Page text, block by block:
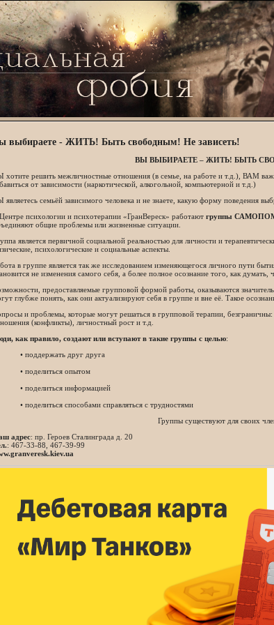
выбираете - ЖИТЬ! Быть свободным! Не зависеть!
ВЫ ВЫБИРАЕТЕ – ЖИТЬ! БЫТЬ
хотите решить межличностные отношения (в семье, на работе и т.д.), ВАМ
от зависимости (наркотической, алкогольной, компьютерной и т.д.)
являетесь семьёй зависимого человека и не знаете, какую форму поведения
психологии и психотерапии «ГранВереск» работают группы
общие проблемы или жизненные ситуации.
является первичной социальной реальностью для личности и
психологические и социальные аспекты.
в группе является так же исследованием изменяющегося личного пути
не изменения самого себя, а более полное осознание того, как
предоставляемые групповой формой работы, оказываются
глубже понять, как они актуализируют себя в группе и вне её. Такое
и проблемы, которые могут решаться в групповой терапии,
(конфликты), личностный рост и т.д.
как правило, создают или вступают в такие группы с целью:
• поддержать друг друга
• поделиться опытом
• поделиться информацией
• поделиться способами справляться с трудностями
Группы существуют для своих
адрес: пр. Героев Сталинграда д. 20
: 467-33-88, 467-39-99